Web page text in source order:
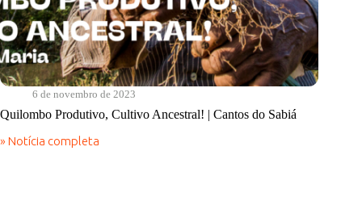
6 de novembro de 2023
Quilombo Produtivo, Cultivo Ancestral! | Cantos do Sabiá
» Notícia completa
Quilombo